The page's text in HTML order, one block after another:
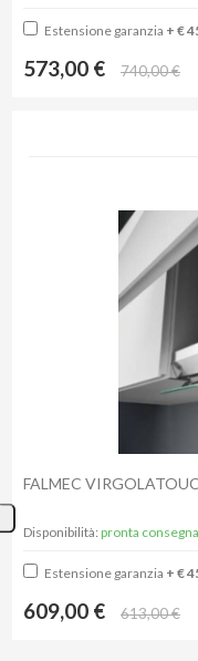
Estensione garanzia + €
573,00 € 740,00 €
FALMEC
Disponibilità: pronta consegna
Estensione garanzia + €
609,00 € 613,00 €